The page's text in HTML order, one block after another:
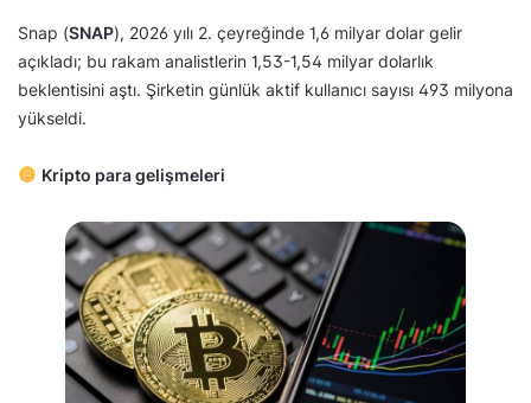
Snap (SNAP), 2026 yılı 2. çeyreğinde 1,6 milyar dolar gelir
açıkladı; bu rakam analistlerin 1,53-1,54 milyar dolarlık
beklentisini aştı. Şirketin günlük aktif kullanıcı sayısı 493 milyona
yükseldi.
Kripto para gelişmeleri